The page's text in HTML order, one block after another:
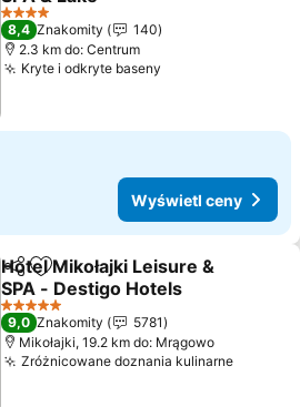
4 Kategoria
8,4 Znakomity
140
2.3 km do: Centrum
Kryte i odkryte baseny
Wyświetl ceny
Udostępnij
Dodaj do ulubionych
Hotel Mikołajki Leisure &
SPA - Destigo Hotels
5 Kategoria
9,0 Znakomity
5781
Mikołajki, 19.2 km do: Mrągowo
Zróżnicowane doznania kulinarne